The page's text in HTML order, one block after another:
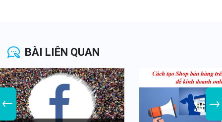
BÀI LIÊN QUAN